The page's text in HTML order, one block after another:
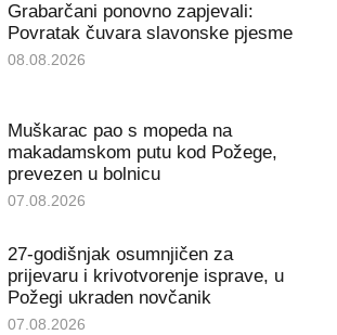
Grabarčani ponovno zapjevali:
Povratak čuvara slavonske pjesme
08.08.2026
Muškarac pao s mopeda na
makadamskom putu kod Požege,
prevezen u bolnicu
07.08.2026
27-godišnjak osumnjičen za
prijevaru i krivotvorenje isprave, u
Požegi ukraden novčanik
07.08.2026